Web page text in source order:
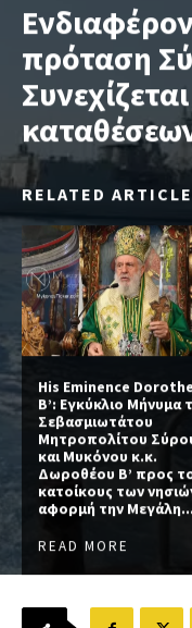
πρόταση
RELATED
His Eminence
B’: Εγκύκλιο Μήνυμα
Σεβασμιωτάτου
Μητροπολίτου
και Μυκόνου κ.κ.
Δωροθέου Β’ προς
κατοίκους των
αφορμή την Μεγάλη...
READ MORE